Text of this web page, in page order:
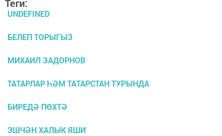
Теги:
UNDEFINED
БЕЛЕП ТОРЫГЫЗ
МИХАИЛ ЗАДОРНОВ
ТАТАРЛАР ҺӘМ ТАТАРСТАН ТУРЫНДА
БИРЕДӘ ПӨХТӘ
ЭШЧӘН ХАЛЫК ЯШИ